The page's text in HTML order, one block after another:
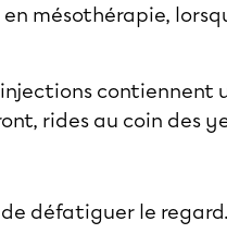
mésothérapie,
injections
rides au coin des
défatiguer le regard.